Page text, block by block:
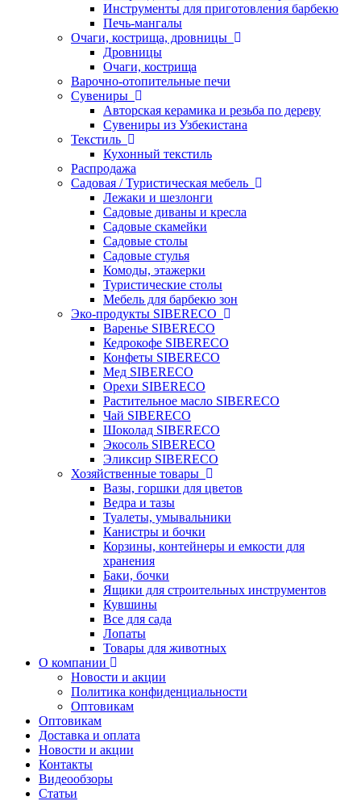
Инструменты для приготовления барбекю
Печь-мангалы
Очаги, кострища, дровницы
Дровницы
Очаги, кострища
Варочно-отопительные печи
Сувениры
Авторская керамика и резьба по дереву
Сувениры из Узбекистана
Текстиль
Кухонный текстиль
Распродажа
Садовая / Туристическая мебель
Лежаки и шезлонги
Садовые диваны и кресла
Садовые скамейки
Садовые столы
Садовые стулья
Комоды, этажерки
Туристические столы
Мебель для барбекю зон
Эко-продукты SIBERECO
Варенье SIBERECO
Кедрокофе SIBERECO
Конфеты SIBERECO
Мед SIBERECO
Орехи SIBERECO
Растительное масло SIBERECO
Чай SIBERECO
Шоколад SIBERECO
Экосоль SIBERECO
Эликсир SIBERECO
Хозяйственные товары
Вазы, горшки для цветов
Ведра и тазы
Туалеты, умывальники
Канистры и бочки
Корзины, контейнеры и емкости для
хранения
Баки, бочки
Ящики для строительных инструментов
Кувшины
Все для сада
Лопаты
Товары для животных
О компании
Новости и акции
Политика конфиденциальности
Оптовикам
Оптовикам
Доставка и оплата
Новости и акции
Контакты
Видеообзоры
Статьи